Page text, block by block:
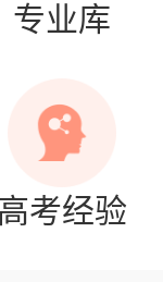
专业库
考经验